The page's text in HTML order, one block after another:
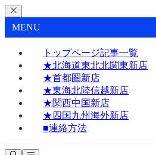
MENU
トップページ記事一覧
★北海道東北北関東新店
★首都圏新店
★東海北陸信越新店
★関西中国新店
★四国九州海外新店
■連絡方法